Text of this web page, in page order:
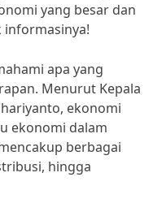
yang besar dan
informasinya!
apa yang
Menurut Kepala
ekonomi
ekonomi dalam
berbagai
hingga